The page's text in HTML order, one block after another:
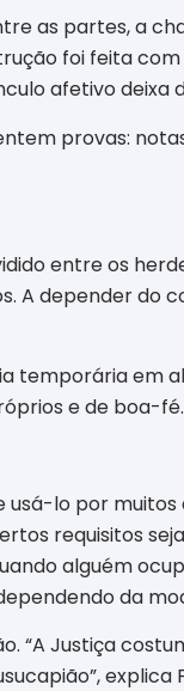
as partes, a
foi feita
afetivo deixa
provas:
entre os
A depender do
temporária em
e de boa-
usá-lo por
requisitos
alguém
da
“A Justiça
explica